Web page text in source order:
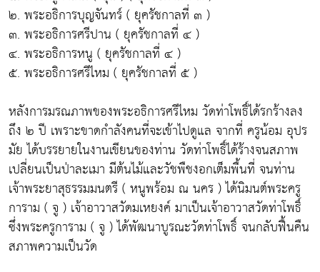
๒. พระอธิการบุญจันทร์ ( ยุครัชกาลที่ ๓ )
๓. พระอธิการศรีปาน ( ยุครัชกาลที่ ๔ )
๔. พระอธิการหนู ( ยุครัชกาลที่ ๔ )
๕. พระอธิการศรีไหม ( ยุครัชกาลที่ ๕ )
หลังการมรณภาพของพระอธิการศรีไหม วัดท่าโพธิ์ได้รกร้างลง
ถึง ๒ ปี เพราะขาดกำลังคนที่จะเข้าไปดูแล จากที่ ครูน้อม อุปร
มัย ได้บรรยายในงานเขียนของท่าน วัดท่าโพธิ์ได้ร้างจนสภาพ
เปลี่ยนเป็นป่าละเมา มีต้นไม้และวัชพืชงอกเต็มพื้นที่ จนท่าน
เจ้าพระยาสุธรรมมนตรี ( หนูพร้อม ณ นคร ) ได้นิมนต์พระครู
การาม ( จู ) เจ้าอาวาสวัดมเหยงค์ มาเป็นเจ้าอาวาสวัดท่าโพธิ์
ซึ่งพระครูการาม ( จู ) ได้พัฒนาบูรณะวัดท่าโพธิ์ จนกลับฟื้นคืน
สภาพความเป็นวัด